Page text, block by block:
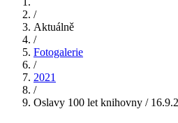
/
Aktuálně
/
Fotogalerie
/
2021
/
Oslavy 100 let knihovny /